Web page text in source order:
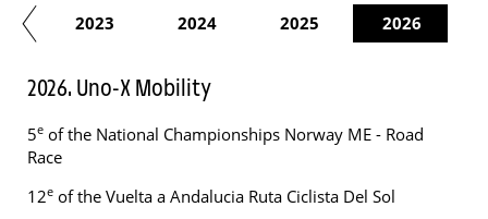
2023 2024 2025 2026
2026. Uno-X Mobility
5e of the National Championships Norway ME - Road
Race
12e of the Vuelta a Andalucia Ruta Ciclista Del Sol